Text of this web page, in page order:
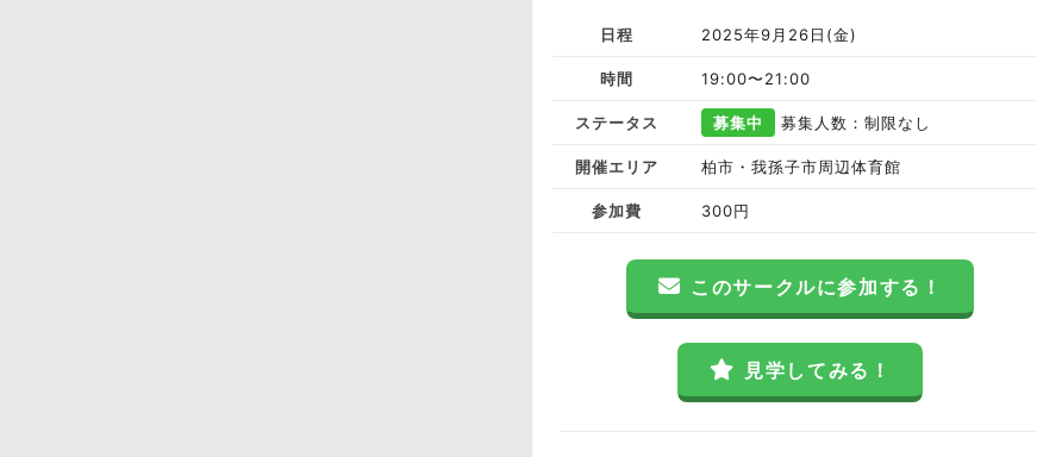
日程 2025年9月26日(金)
時間 19:00〜21:00
ステータス 募集中 募集人数：制限なし
開催エリア 柏市・我孫子市周辺体育館
参加費 300円
このサークルに参加する！
見学してみる！